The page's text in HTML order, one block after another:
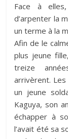
Face à
d’arpenter la
un terme à la
Afin de le
plus jeune
treize
arrivèrent.
un jeune
Kaguya, son
échapper à
l’avait été sa